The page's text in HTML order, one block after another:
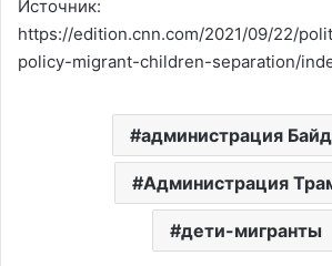
Источник:
https://edition.cnn.com/2021/09/22/
policy-migrant-children-separation/
администрация
Администрация
дети-мигранты